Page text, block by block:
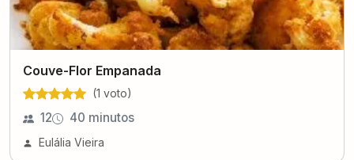
Couve-Flor Empanada
(1 voto)
12 40 minutos
Eulália Vieira